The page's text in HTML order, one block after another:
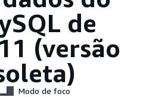
de
(versão
Modo de foco